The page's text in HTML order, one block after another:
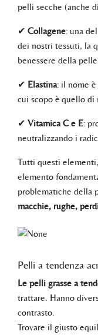
pelli secche (anche
✔ Collagene: una
dei nostri tessuti, la
benessere della pelle.
✔ Elastina: il nome
cui scopo è quello
✔ Vitamica C e E:
neutralizzando i
Tutti questi
elemento
problematiche della
macchie, rughe,
Pelli a tendenza
Le pelli grasse a
trattare. Hanno
contrasto.
Trovare il giusto